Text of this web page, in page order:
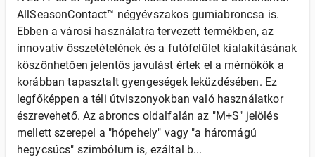
AllSeasonContact™ négyévszakos gumiabroncsa is.
Ebben a városi használatra tervezett termékben, az
innovatív összetételének és a futófelület kialakításának
köszönhetően jelentős javulást értek el a mérnökök a
korábban tapasztalt gyengeségek leküzdésében. Ez
legfőképpen a téli útviszonyokban való használatkor
észrevehető. Az abroncs oldalfalán az "M+S" jelölés
mellett szerepel a "hópehely" vagy "a háromágú
hegycsúcs" szimbólum is, ezáltal b...